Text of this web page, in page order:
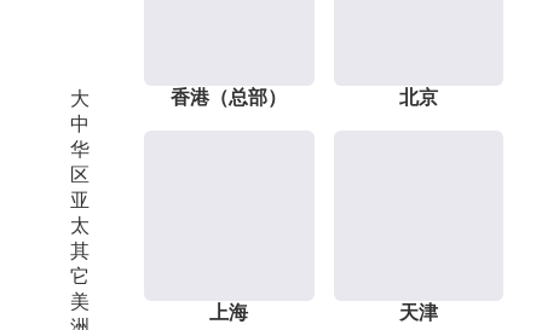
大
中
华
区
亚
太
其
它
美
香港（总部） 北京
上海 天津